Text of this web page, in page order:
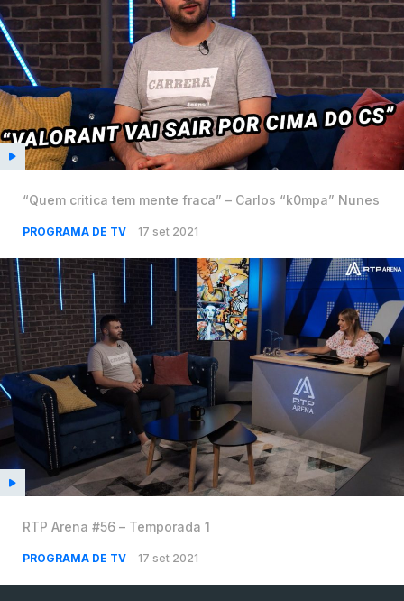
“Quem critica tem mente fraca” – Carlos “k0mpa” Nunes
PROGRAMA DE TV 17 set 2021
RTP Arena #56 – Temporada 1
PROGRAMA DE TV 17 set 2021